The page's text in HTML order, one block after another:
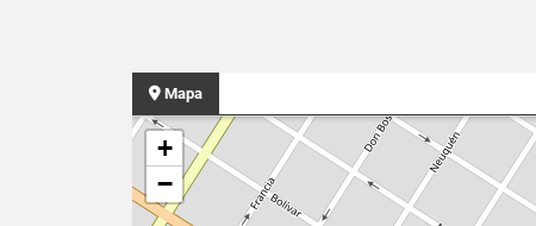
Mapa
+
−